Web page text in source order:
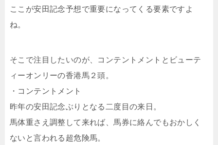
ここが安田記念予想で重要になってくる要素ですよ
ね。
そこで注目したいのが、コンテントメントとビューテ
ィーオンリーの香港馬２頭。
・コンテントメント
昨年の安田記念ぶりとなる二度目の来日。
馬体重さえ調整して来れば、馬券に絡んでもおかしく
ないと言われる超危険馬。